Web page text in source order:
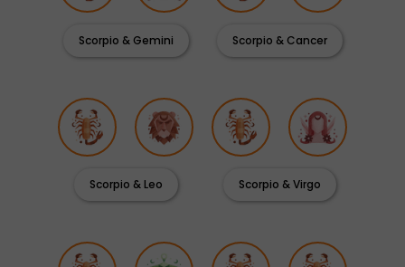
Scorpio & Gemini Scorpio & Cancer
Scorpio & Leo Scorpio & Virgo